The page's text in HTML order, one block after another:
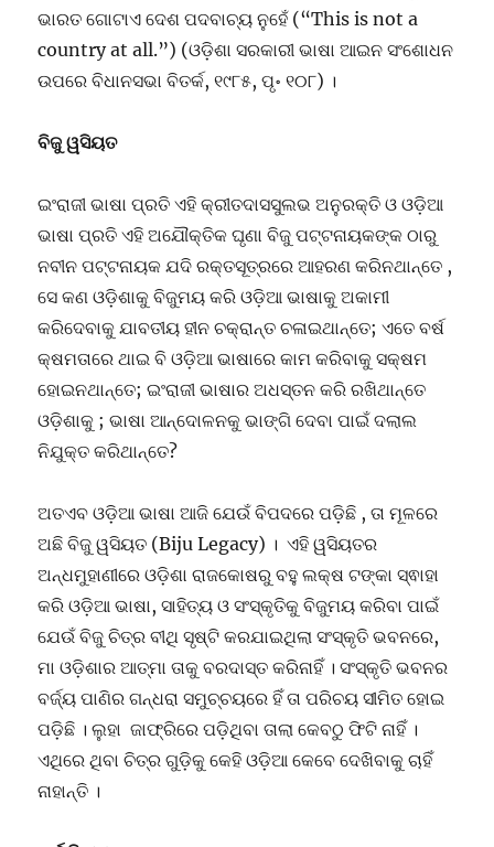
ଭାରତ ଗୋଟାଏ ଦେଶ ପଦବାଚ୍ୟ ନୁହେଁ (“This is not a
country at all.”) (ଓଡ଼ିଶା ସରକାରୀ ଭାଷା ଆଇନ ସଂଶୋଧନ
ଉପରେ ବିଧାନସଭା ବିତର୍କ, ୧୯୮୫, ପୃ॰ ୧୦୮) ।
ବିଜୁ ୱସିୟତ
ଇଂରାଜୀ ଭାଷା ପ୍ରତି ଏହି କ୍ରୀତଦାସସୁଲଭ ଅନୁରକ୍ତି ଓ ଓଡ଼ିଆ
ଭାଷା ପ୍ରତି ଏହି ଅଯୌକ୍ତିକ ଘୃଣା ବିଜୁ ପଟ୍ଟନାୟକଙ୍କ ଠାରୁ
ନବୀନ ପଟ୍ଟନାୟକ ଯଦି ରକ୍ତସୂତ୍ରରେ ଆହରଣ କରିନଥାନ୍ତେ ,
ସେ କଣ ଓଡ଼ିଶାକୁ ବିଜୁମୟ କରି ଓଡ଼ିଆ ଭାଷାକୁ ଅକାମୀ
କରିଦେବାକୁ ଯାବତୀୟ ହୀନ ଚକ୍ରାନ୍ତ ଚଳାଇଥାନ୍ତେ; ଏତେ ବର୍ଷ
କ୍ଷମତାରେ ଥାଇ ବି ଓଡ଼ିଆ ଭାଷାରେ କାମ କରିବାକୁ ସକ୍ଷମ
ହୋଇନଥାନ୍ତେ; ଇଂରାଜୀ ଭାଷାର ଅଧସ୍ତନ କରି ରଖିଥାନ୍ତେ
ଓଡ଼ିଶାକୁ ; ଭାଷା ଆନ୍ଦୋଳନକୁ ଭାଙ୍ଗି ଦେବା ପାଇଁ ଦଲାଲ
ନିଯୁକ୍ତ କରିଥାନ୍ତେ?
ଅତଏବ ଓଡ଼ିଆ ଭାଷା ଆଜି ଯେଉଁ ବିପଦରେ ପଡ଼ିଛି , ତା ମୂଳରେ
ଅଛି ବିଜୁ ୱସିୟତ (Biju Legacy) । ଏହି ୱସିୟତର
ଅନ୍ଧମୁହାଣୀରେ ଓଡ଼ିଶା ରାଜକୋଷରୁ ବହୁ ଲକ୍ଷ ଟଙ୍କା ସ୍ଵାହା
କରି ଓଡ଼ିଆ ଭାଷା, ସାହିତ୍ୟ ଓ ସଂସ୍କୃତିକୁ ବିଜୁମୟ କରିବା ପାଇଁ
ଯେଉଁ ବିଜୁ ଚିତ୍ର ବୀଥି ସୃଷ୍ଟି କରଯାଇଥିଲା ସଂସ୍କୃତି ଭବନରେ,
ମା ଓଡ଼ିଶାର ଆତ୍ମା ତାକୁ ବରଦାସ୍ତ କରିନାହିଁ । ସଂସ୍କୃତି ଭବନର
ବର୍ଜ୍ୟ ପାଣିର ଗନ୍ଧରା ସମୁଚ୍ଚୟରେ ହିଁ ତା ପରିଚୟ ସୀମିତ ହୋଇ
ପଡ଼ିଛି । ଲୁହା ଜାଫ୍ରିରେ ପଡ଼ିଥିବା ତାଲା କେବଠୁ ଫିଟି ନାହିଁ ।
ଏଥିରେ ଥିବା ଚିତ୍ର ଗୁଡ଼ିକୁ କେହି ଓଡ଼ିଆ କେବେ ଦେଖିବାକୁ ଚାହିଁ
ନାହାନ୍ତି ।